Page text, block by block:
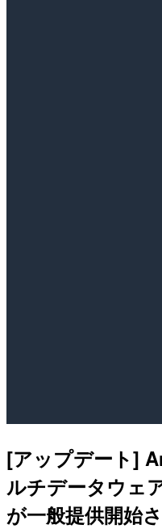
[アップデート]
ルチデータウェ
が一般提供開始